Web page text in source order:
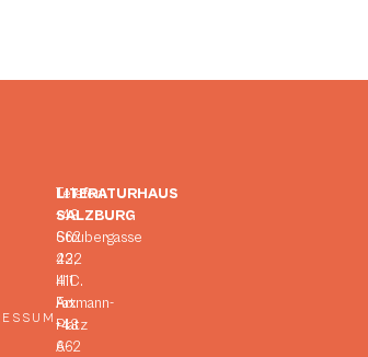
LITERATURHAUS
SALZBURG
Strubergasse
23,
H.C.
Artmann-
Platz
A-
Telefon:
+43
662
422
411
Fax:
+43
662